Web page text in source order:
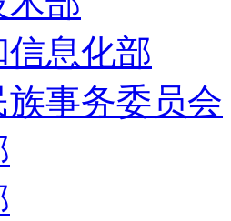
息化部
族事务委员会